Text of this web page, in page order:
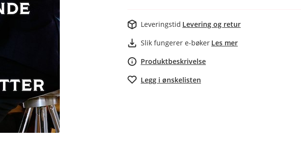
Leveringstid Levering og retur
Slik fungerer e-bøker Les mer
Produktbeskrivelse
Legg i ønskelisten